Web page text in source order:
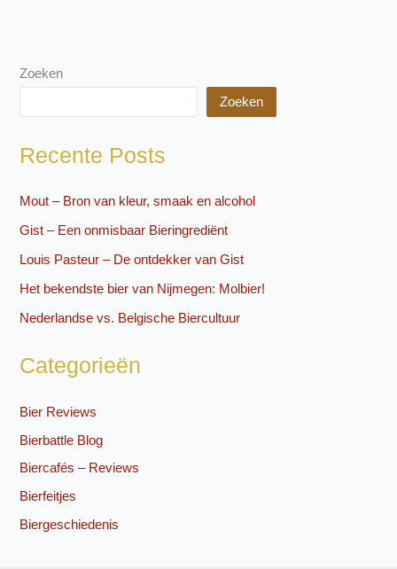
Zoeken
Zoeken
Recente Posts
Mout – Bron van kleur, smaak en alcohol
Gist – Een onmisbaar Bieringrediënt
Louis Pasteur – De ontdekker van Gist
Het bekendste bier van Nijmegen: Molbier!
Nederlandse vs. Belgische Biercultuur
Categorieën
Bier Reviews
Bierbattle Blog
Biercafés – Reviews
Bierfeitjes
Biergeschiedenis